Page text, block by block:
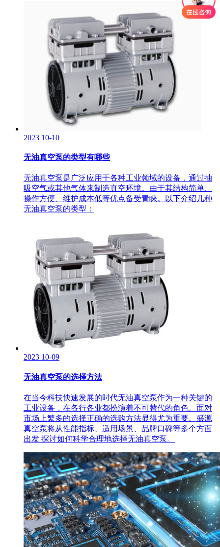
2023 10-10
无油真空泵的类型有哪些
无油真空泵是广泛应用于各种工业领域的设备，通过抽
吸空气或其他气体来制造真空环境。由于其结构简单、
操作方便、维护成本低等优点备受青睐。以下介绍几种
无油真空泵的类型：
2023 10-09
无油真空泵的选择方法
在当今科技快速发展的时代无油真空泵作为一种关键的
工业设备，在各行各业都扮演着不可替代的角色。面对
市场上繁多的选择正确的选购方法显得尤为重要。盛源
真空泵将从性能指标、适用场景、品牌口碑等多个方面
出发 探讨如何科学合理地选择无油真空泵。